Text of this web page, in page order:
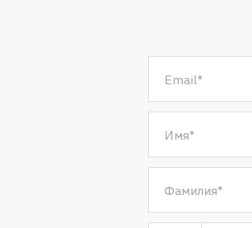
Email*
Имя*
Фамилия*